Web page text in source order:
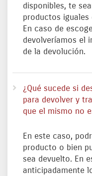
disponibles, te
productos
En caso de
devolveríamos el
de la devolución.
¿Qué sucede si
para devolver y
que el mismo no
En este caso,
producto o bien
sea devuelto. En
anticipadamente